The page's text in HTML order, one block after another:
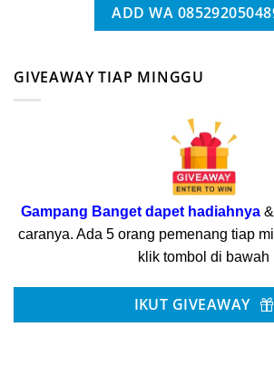
ADD WA
GIVEAWAY TIAP MINGGU
Gampang Banget dapet hadiahnya&
caranya. Ada 5 orang pemenang tiap
klik tombol di bawah
IKUT GIVEAWAY